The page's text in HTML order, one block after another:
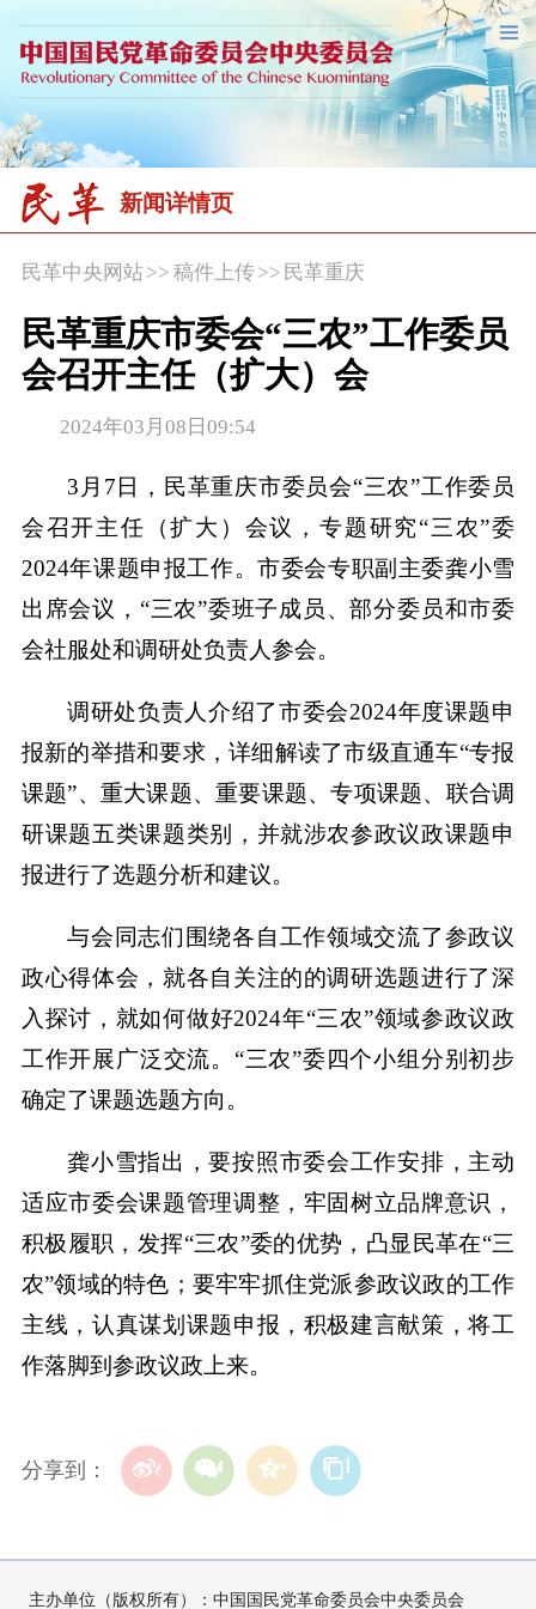
新闻详情页
民革中央网站>> 稿件上传 >> 民革重庆
民革重庆市委会“三农”工作委员
会召开主任（扩大）会
2024年03月08日09:54
3月7日，民革重庆市委员会“三农”工作委员
会召开主任（扩大）会议，专题研究“三农”委
2024年课题申报工作。市委会专职副主委龚小雪
出席会议，“三农”委班子成员、部分委员和市委
会社服处和调研处负责人参会。
调研处负责人介绍了市委会2024年度课题申
报新的举措和要求，详细解读了市级直通车“专报
课题”、重大课题、重要课题、专项课题、联合调
研课题五类课题类别，并就涉农参政议政课题申
报进行了选题分析和建议。
与会同志们围绕各自工作领域交流了参政议
政心得体会，就各自关注的的调研选题进行了深
入探讨，就如何做好2024年“三农”领域参政议政
工作开展广泛交流。“三农”委四个小组分别初步
确定了课题选题方向。
龚小雪指出，要按照市委会工作安排，主动
适应市委会课题管理调整，牢固树立品牌意识，
积极履职，发挥“三农”委的优势，凸显民革在“三
农”领域的特色；要牢牢抓住党派参政议政的工作
主线，认真谋划课题申报，积极建言献策，将工
作落脚到参政议政上来。
分享到：
主办单位（版权所有）：中国国民党革命委员会中央委员会